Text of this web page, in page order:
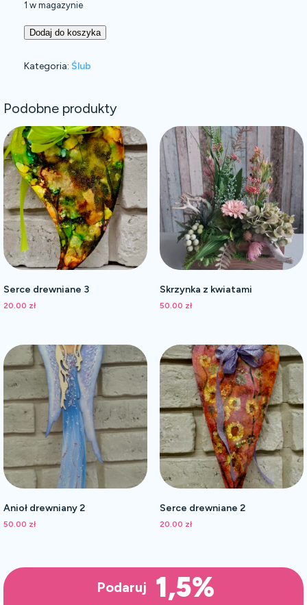
1 w magazynie
Dodaj do koszyka
Kategoria: Ślub
Podobne produkty
Serce drewniane 3
20.00 zł
Skrzynka z kwiatami
50.00 zł
Anioł drewniany 2
50.00 zł
Serce drewniane 2
20.00 zł
Podaruj 1,5%